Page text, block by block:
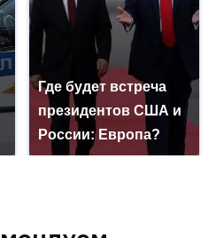
Где будет встреча
президентов США и
России: Европа?